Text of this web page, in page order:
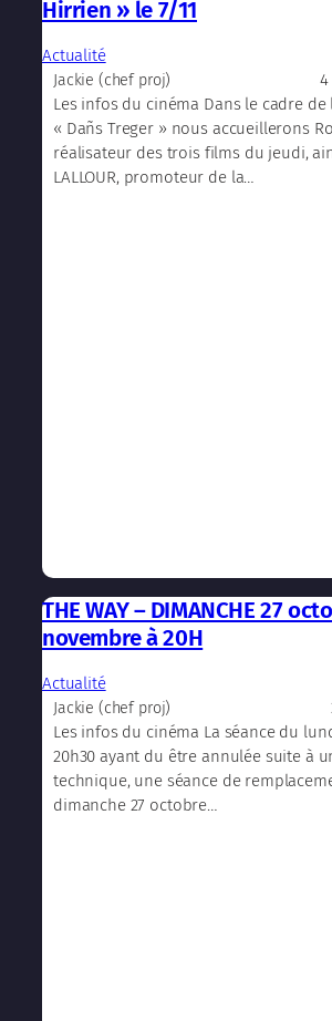
Hirrien » le 7/11
Actualité
Jackie (chef proj)
4
Les infos du cinéma Dans le cadre de
« Dañs Treger » nous accueillerons
réalisateur des trois films du jeudi,
LALLOUR, promoteur de la…
THE WAY – DIMANCHE 27
novembre à 20H
Actualité
Jackie (chef proj)
Les infos du cinéma La séance du
20h30 ayant du être annulée suite à
technique, une séance de
dimanche 27 octobre…